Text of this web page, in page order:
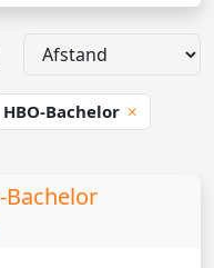
HBO-Bachelor
Bachelor